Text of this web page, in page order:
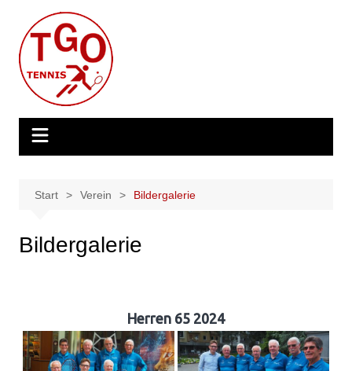
Inhalt
springen
Start Verein Bildergalerie
Bildergalerie
Herren 65 2024